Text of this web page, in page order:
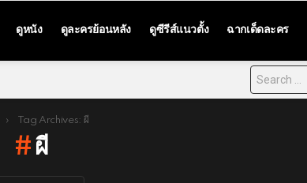
ดูหนัง ดูละครย้อนหลัง ดูซีรีส์แนวตั้ง ฉากเด็ดละคร
Tag Archives: ผี
ผี